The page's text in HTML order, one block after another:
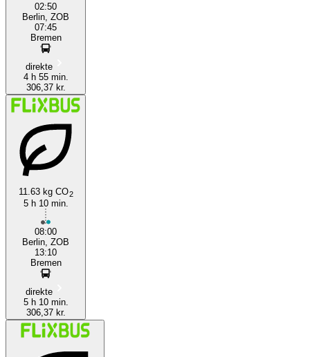
02:50
Berlin, ZOB
07:45
Bremen
direkte
4 h 55 min.
306,37 kr.
11.63 kg CO2
5 h 10 min.
08:00
Berlin, ZOB
13:10
Bremen
direkte
5 h 10 min.
306,37 kr.